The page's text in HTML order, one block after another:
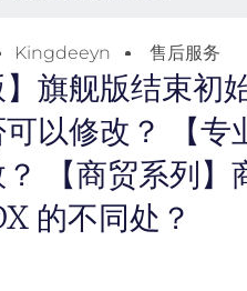
Kingdeeyn 售后服务
】旗舰版结束
以修改？ 【
【商贸系列
的不同处？